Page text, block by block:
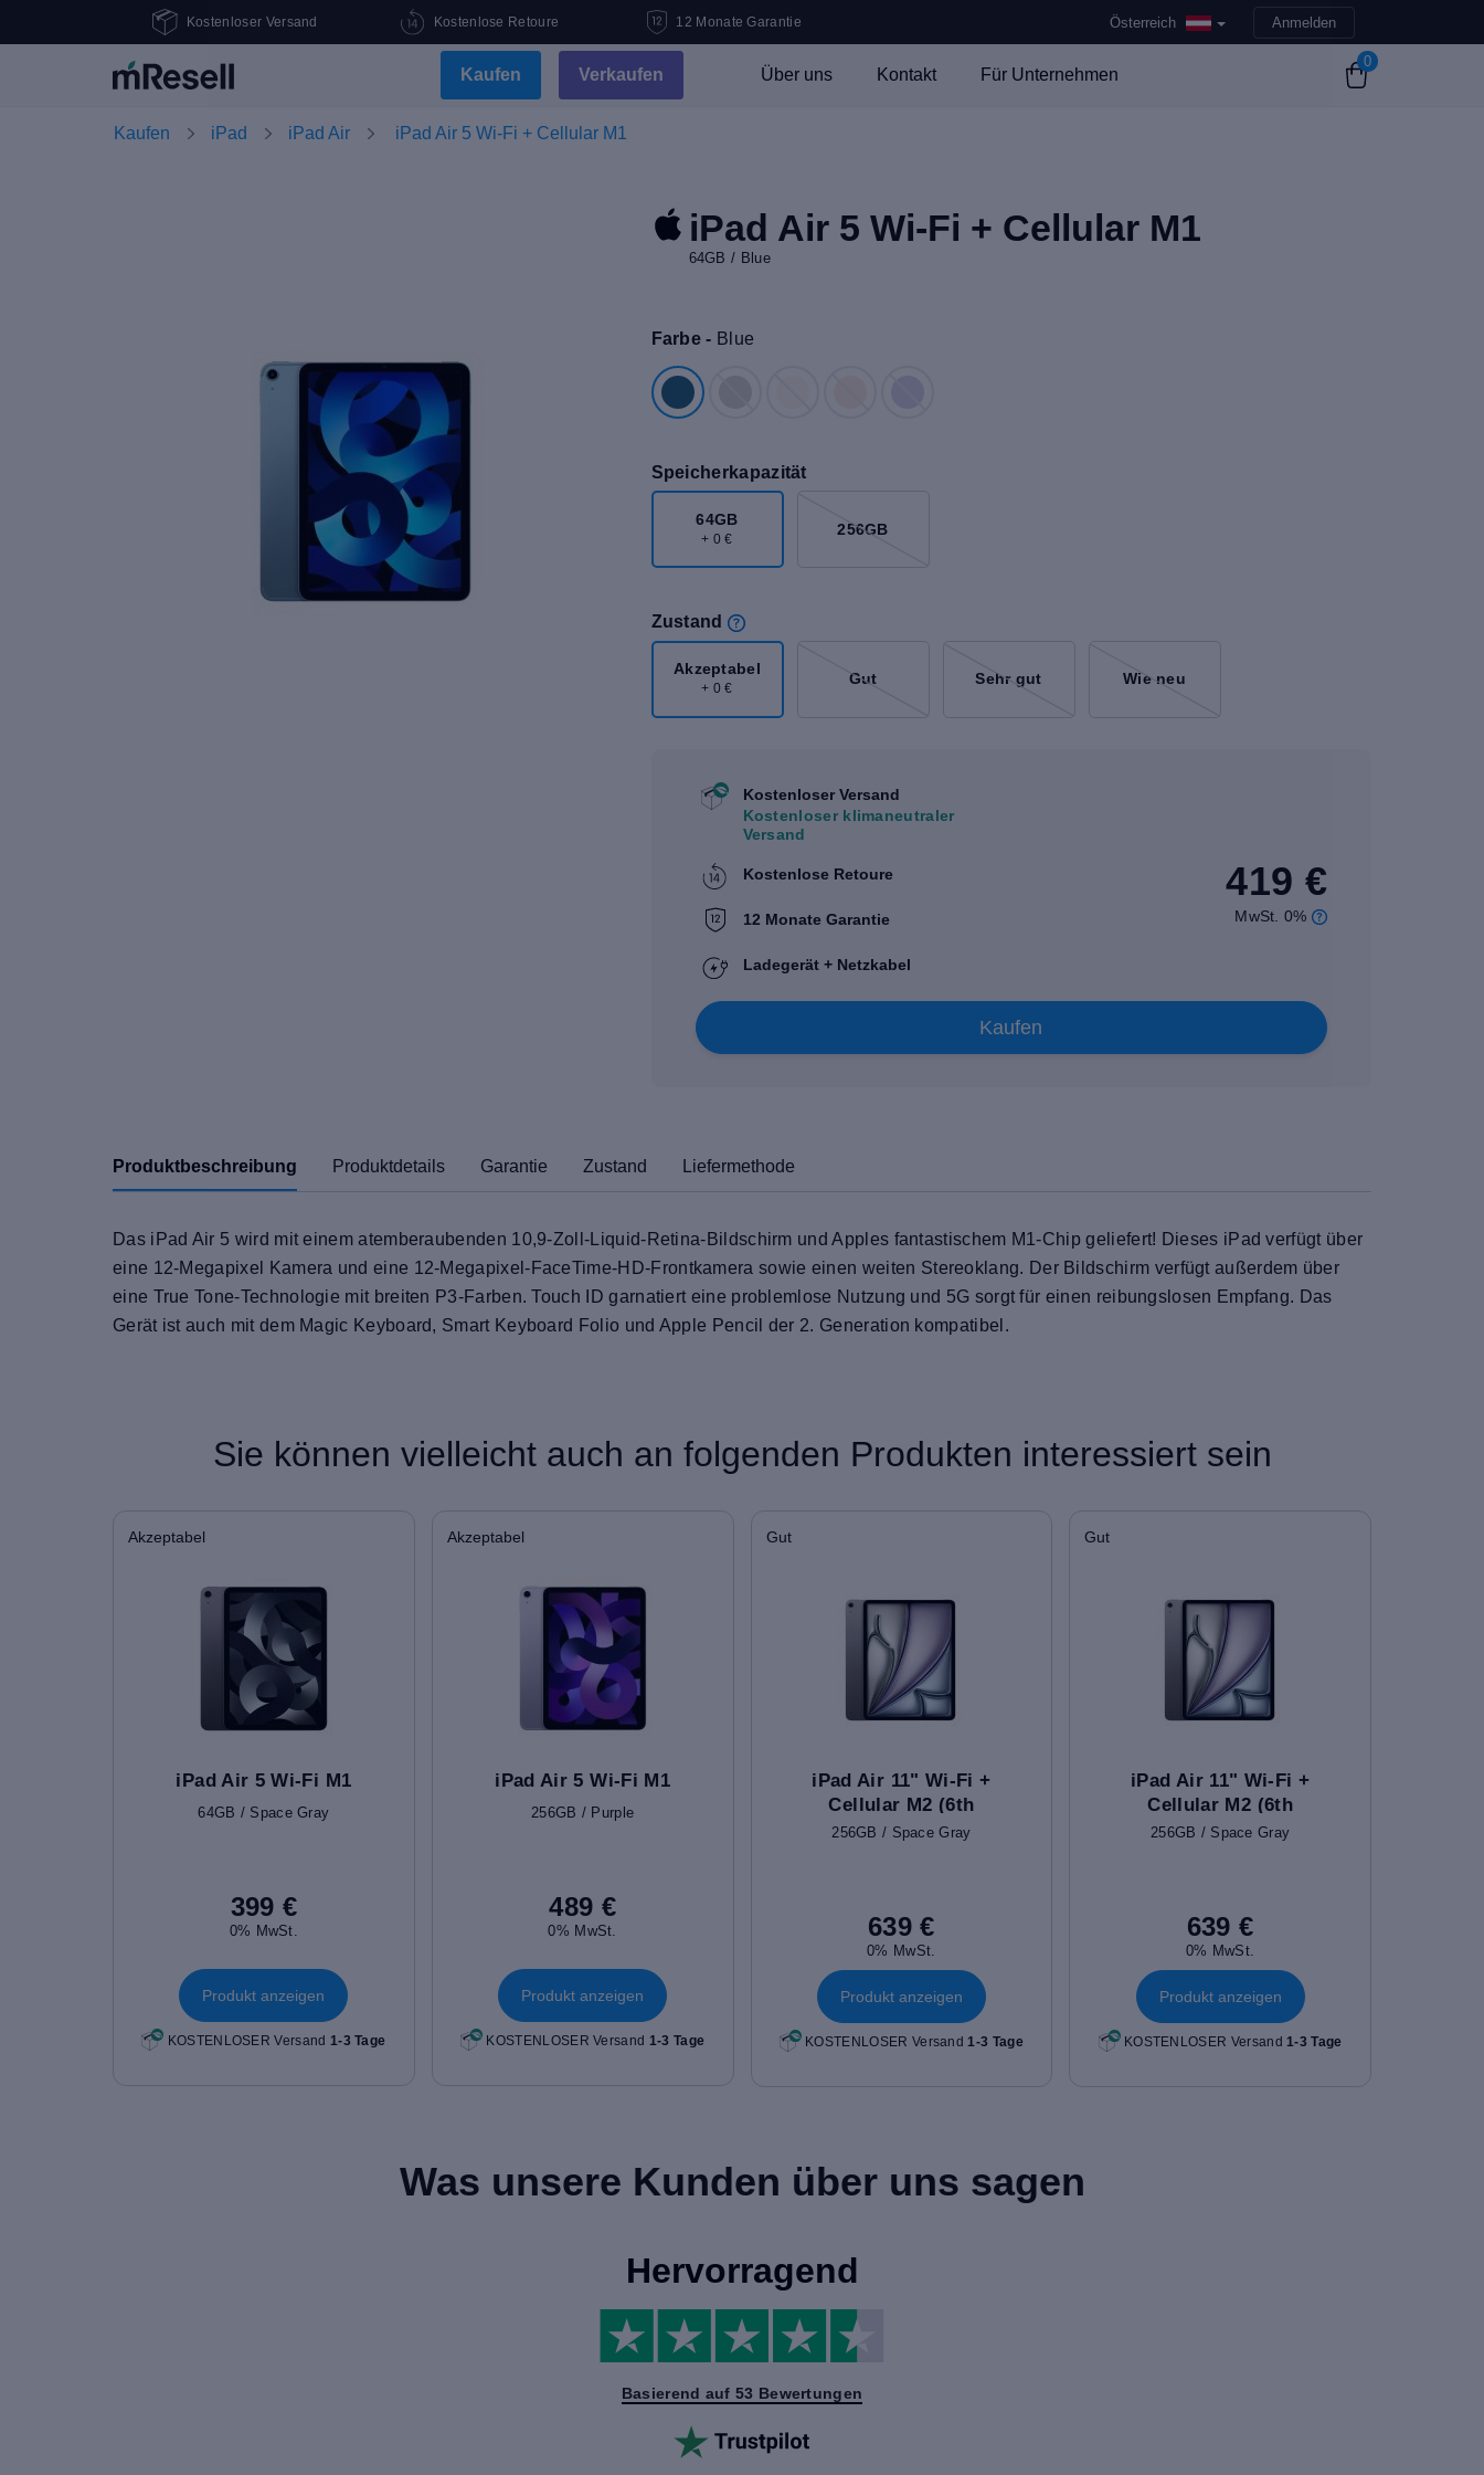
Kostenloser Versand Kostenlose Retoure 12 Monate Garantie Österreich Anmelden
Kaufen Verkaufen Über uns Kontakt Für Unternehmen
0
Kaufen iPad iPad Air iPad Air 5 Wi-Fi + Cellular M1
iPad Air 5 Wi-Fi + Cellular M1
64GB / Blue
Farbe - Blue
Speicherkapazität
64GB
+ 0 €
256GB
Zustand
Akzeptabel
+ 0 €
Gut Sehr gut Wie neu
Kostenloser Versand
Kostenloser klimaneutraler
Versand
Kostenlose Retoure
12 Monate Garantie
Ladegerät + Netzkabel
419 €
MwSt. 0%
Kaufen
Produktbeschreibung Produktdetails Garantie Zustand Liefermethode
Das iPad Air 5 wird mit einem atemberaubenden 10,9-Zoll-Liquid-Retina-Bildschirm und Apples fantastischem M1-Chip geliefert! Dieses iPad verfügt über
eine 12-Megapixel Kamera und eine 12-Megapixel-FaceTime-HD-Frontkamera sowie einen weiten Stereoklang. Der Bildschirm verfügt außerdem über
eine True Tone-Technologie mit breiten P3-Farben. Touch ID garnatiert eine problemlose Nutzung und 5G sorgt für einen reibungslosen Empfang. Das
Gerät ist auch mit dem Magic Keyboard, Smart Keyboard Folio und Apple Pencil der 2. Generation kompatibel.
Sie können vielleicht auch an folgenden Produkten interessiert sein
Akzeptabel
iPad Air 5 Wi-Fi M1
64GB / Space Gray
399 €
0% MwSt.
Produkt anzeigen
KOSTENLOSER Versand 1-3 Tage
Akzeptabel
iPad Air 5 Wi-Fi M1
256GB / Purple
489 €
0% MwSt.
Produkt anzeigen
KOSTENLOSER Versand 1-3 Tage
Gut
iPad Air 11" Wi-Fi +
Cellular M2 (6th
Gen)
256GB / Space Gray
639 €
0% MwSt.
Produkt anzeigen
KOSTENLOSER Versand1-3 Tage
Gut
iPad Air 11" Wi-Fi +
Cellular M2 (6th
Gen)
256GB / Space Gray
639 €
0% MwSt.
Produkt anzeigen
KOSTENLOSER Versand1-3 Tage
Was unsere Kunden über uns sagen
Hervorragend
Basierend auf 53 Bewertungen